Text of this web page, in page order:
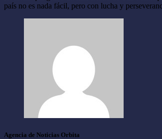
país no es nada fácil, pero con lucha y
Agencia de Noticias Orbita